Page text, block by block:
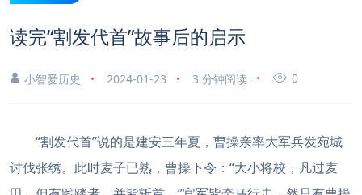
读完“割发代首”故事后的启示
小智爱历史 2024-01-23 3 分钟阅读 0
“割发代首”说的是建安三年夏，曹操亲率大军兵发宛城
讨伐张绣。此时麦子已熟，曹操下令：“大小将校，凡过麦